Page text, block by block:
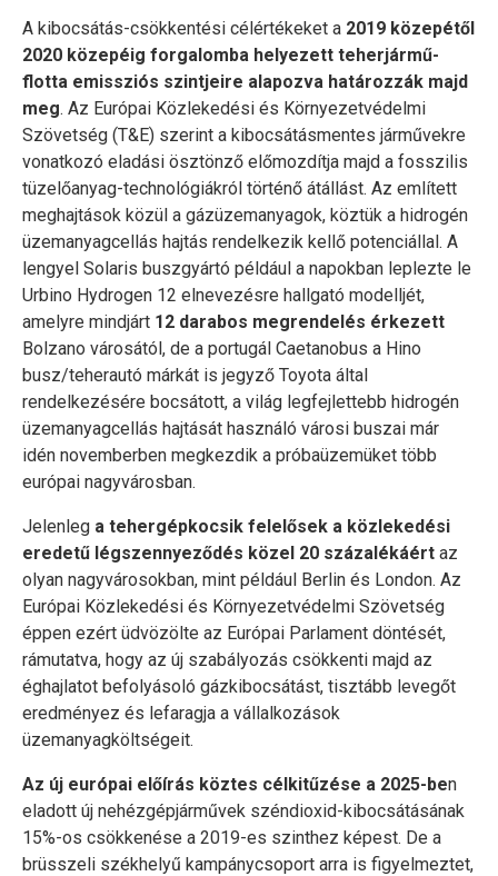
A kibocsátás-csökkentési célértékeket a 2019 közepétől
2020 közepéig forgalomba helyezett teherjármű-
flotta emissziós szintjeire alapozva határozzák majd
meg. Az Európai Közlekedési és Környezetvédelmi
Szövetség (T&E) szerint a kibocsátásmentes járművekre
vonatkozó eladási ösztönző előmozdítja majd a fosszilis
tüzelőanyag-technológiákról történő átállást. Az említett
meghajtások közül a gázüzemanyagok, köztük a hidrogén
üzemanyagcellás hajtás rendelkezik kellő potenciállal. A
lengyel Solaris buszgyártó például a napokban leplezte le
Urbino Hydrogen 12 elnevezésre hallgató modelljét,
amelyre mindjárt 12 darabos megrendelés érkezett
Bolzano városától, de a portugál Caetanobus a Hino
busz/teherautó márkát is jegyző Toyota által
rendelkezésére bocsátott, a világ legfejlettebb hidrogén
üzemanyagcellás hajtását használó városi buszai már
idén novemberben megkezdik a próbaüzemüket több
európai nagyvárosban.
Jelenleg a tehergépkocsik felelősek a közlekedési
eredetű légszennyeződés közel 20 százalékáért az
olyan nagyvárosokban, mint például Berlin és London. Az
Európai Közlekedési és Környezetvédelmi Szövetség
éppen ezért üdvözölte az Európai Parlament döntését,
rámutatva, hogy az új szabályozás csökkenti majd az
éghajlatot befolyásoló gázkibocsátást, tisztább levegőt
eredményez és lefaragja a vállalkozások
üzemanyagköltségeit.
Az új európai előírás köztes célkitűzése a 2025-ben
eladott új nehézgépjárművek széndioxid-kibocsátásának
15%-os csökkenése a 2019-es szinthez képest. De a
brüsszeli székhelyű kampánycsoport arra is figyelmeztet,